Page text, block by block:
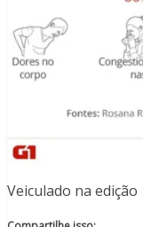
Veiculado na edição